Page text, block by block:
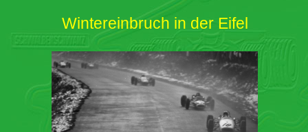
Wintereinbruch in der Eifel